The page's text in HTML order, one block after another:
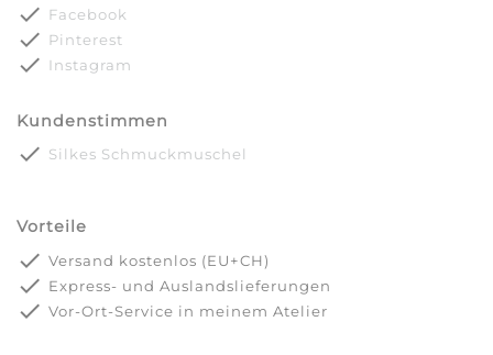
done Facebook
done Pinterest
done Instagram
Kundenstimmen
done Silkes Schmuckmuschel
Vorteile
done Versand kostenlos (EU+CH)
done Express- und Auslandslieferungen
done Vor-Ort-Service in meinem Atelier